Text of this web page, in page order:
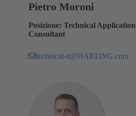
Pietro Moroni
Posizione: Technical Application
Consultant
technical-it@HARTING.com